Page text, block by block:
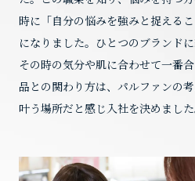
時に「自分の悩みを強みと捉える
になりました。ひとつのブランド
その時の気分や肌に合わせて一番
品との関わり方は、パルファンの
叶う場所だと感じ入社を決めました